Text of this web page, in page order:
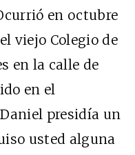
en octubre
viejo Colegio de
en la calle de
en el
presidía un
usted alguna